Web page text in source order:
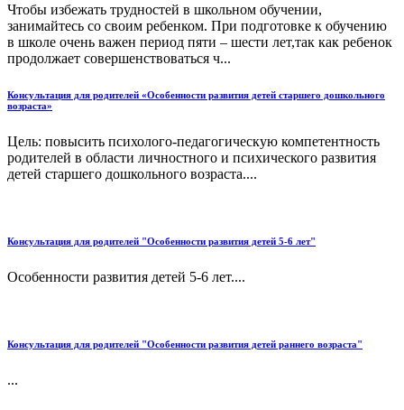
Чтобы избежать трудностей в школьном обучении,
занимайтесь со своим ребенком. При подготовке к обучению
в школе очень важен период пяти – шести лет,так как ребенок
продолжает совершенствоваться ч...
Консультация для родителей «Особенности развития детей старшего дошкольного
возраста»
Цель: повысить психолого-педагогическую компетентность
родителей в области личностного и психического развития
детей старшего дошкольного возраста....
Консультация для родителей "Особенности развития детей 5-6 лет"
Особенности развития детей 5-6 лет....
Консультация для родителей "Особенности развития детей раннего возраста"
...